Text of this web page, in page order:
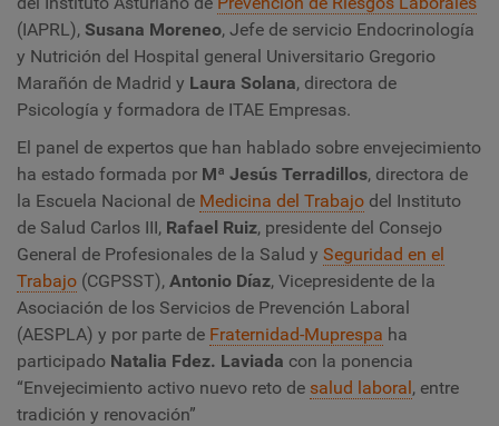
(IAPRL), Susana Moreneo, Jefe de servicio Endocrinología
y Nutrición del Hospital general Universitario Gregorio
Marañón de Madrid y Laura Solana, directora de
Psicología y formadora de ITAE Empresas.
El panel de expertos que han hablado sobre envejecimiento
ha estado formada por Mª Jesús Terradillos, directora de
la Escuela Nacional de Medicina del Trabajo del Instituto
de Salud Carlos III, Rafael Ruiz, presidente del Consejo
General de Profesionales de la Salud y Seguridad en el
Trabajo (CGPSST), Antonio Díaz, Vicepresidente de la
Asociación de los Servicios de Prevención Laboral
(AESPLA) y por parte de Fraternidad-Muprespa ha
participado Natalia Fdez. Laviada con la ponencia
“Envejecimiento activo nuevo reto de salud laboral, entre
tradición y renovación”